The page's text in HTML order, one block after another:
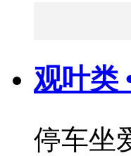
观叶类
停车坐